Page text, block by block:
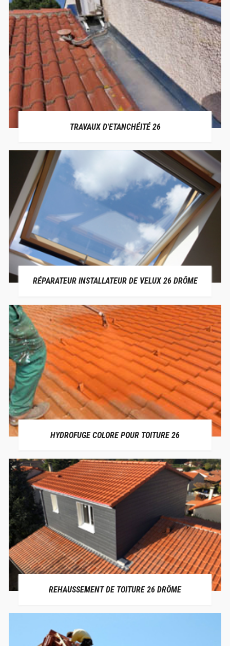
TRAVAUX D'ETANCHÉITÉ 26
RÉPARATEUR INSTALLATEUR DE VELUX 26 DRÔME
HYDROFUGE COLORE POUR TOITURE 26
REHAUSSEMENT DE TOITURE 26 DRÔME